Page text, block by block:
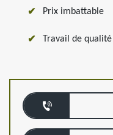
Prix imbattable
Travail de qualité